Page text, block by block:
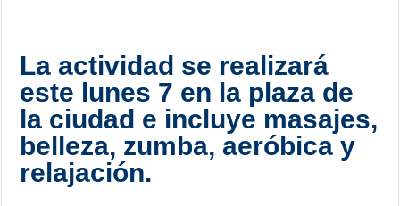
La actividad se realizará
este lunes 7 en la plaza de
la ciudad e incluye masajes,
belleza, zumba, aeróbica y
relajación.